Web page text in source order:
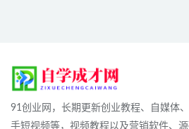
91创业网，长期更新创业教程、自媒体
手短视频等，视频教程以及营销软件、